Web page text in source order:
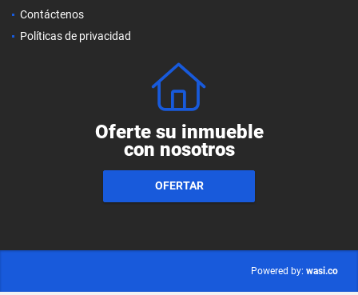
Contáctenos
Políticas de privacidad
Oferte su inmueble
con nosotros
OFERTAR
Powered by: wasi.co